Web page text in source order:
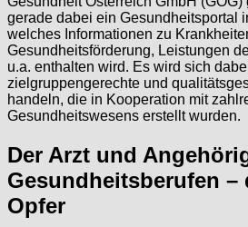
gerade dabei ein Gesundheitsportal
welches Informationen zu
Gesundheitsförderung, Leistungen
u.a. enthalten wird. Es wird sich
zielgruppengerechte und
handeln, die in Kooperation mit
Gesundheitswesens erstellt wurden.
Der Arzt und
Gesundheitsberufen –
Opfer